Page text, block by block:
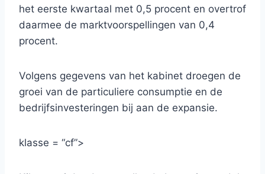
het eerste kwartaal met 0,5 procent en overtrof
daarmee de marktvoorspellingen van 0,4
procent.
Volgens gegevens van het kabinet droegen de
groei van de particuliere consumptie en de
bedrijfsinvesteringen bij aan de expansie.
klasse = “cf”>